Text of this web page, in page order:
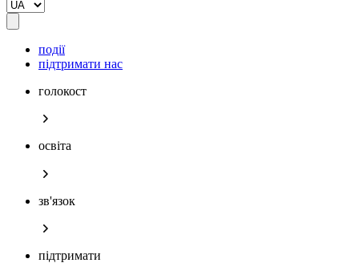
події
підтримати нас
голокост
освіта
зв'язок
підтримати